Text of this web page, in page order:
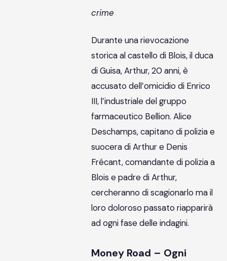
crime
Durante una rievocazione
storica al castello di Blois, il duca
di Guisa, Arthur, 20 anni, è
accusato dell’omicidio di Enrico
III, l’industriale del gruppo
farmaceutico Bellion. Alice
Deschamps, capitano di polizia e
suocera di Arthur e Denis
Frécant, comandante di polizia a
Blois e padre di Arthur,
cercheranno di scagionarlo ma il
loro doloroso passato riapparirà
ad ogni fase delle indagini.
Money Road – Ogni